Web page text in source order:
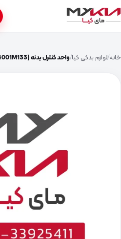
خانه لوازم یدکی کیا واحد کنترل بدنه (954001M133)